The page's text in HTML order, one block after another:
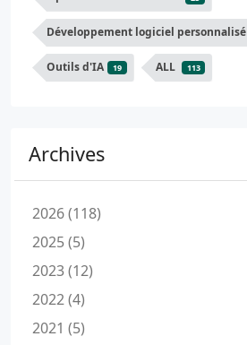
Développement logiciel personnalisé
Outils d'IA 19 ALL 113
Archives
2026 (118)
2025 (5)
2023 (12)
2022 (4)
2021 (5)